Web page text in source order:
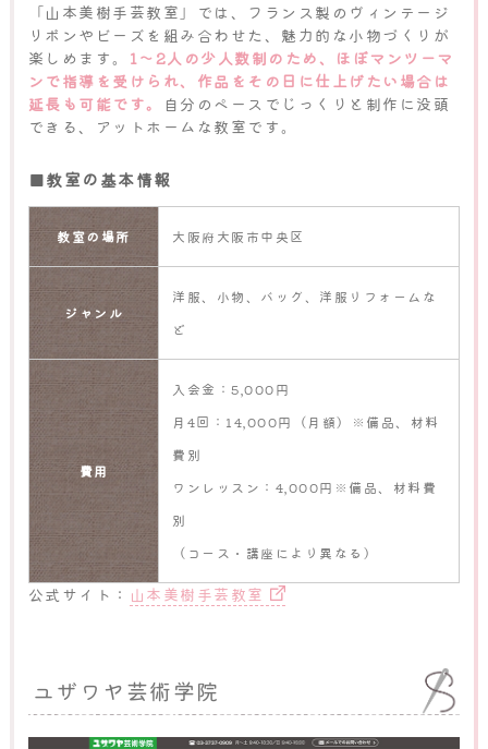
「山本美樹手芸教室」では、フランス製のヴィンテージ
リボンやビーズを組み合わせた、魅力的な小物づくりが
楽しめます。 1～2人の少人数制のため、ほぼマンツーマ
ンで指導を受けられ、作品をその日に仕上げたい場合は
延長も可能です。
自分のペースでじっくりと制作に没頭
できる、アットホームな教室です。
■教室の基本情報
教室の場所 大阪府大阪市中央区
ジャンル
洋服、小物、バッグ、洋服リフォームな
ど
費用
入会金：5,000円
月4回：14,000円（月額）※備品、材料
費別
ワンレッスン：4,000円※備品、材料費
別
（コース・講座により異なる）
公式サイト： 山本美樹手芸教室
ユザワヤ芸術学院